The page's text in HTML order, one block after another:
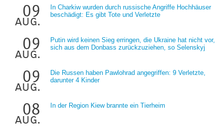
09
aug.
In Charkiw wurden durch russische Angriffe Hochhäuser
beschädigt: Es gibt Tote und Verletzte
09
aug.
Putin wird keinen Sieg erringen, die Ukraine hat nicht vor,
sich aus dem Donbass zurückzuziehen, so Selenskyj
09
aug.
Die Russen haben Pawlohrad angegriffen: 9 Verletzte,
darunter 4 Kinder
08
aug.
In der Region Kiew brannte ein Tierheim